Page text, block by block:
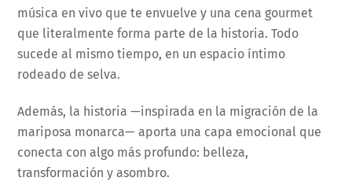
música en vivo que te envuelve y una cena gourmet
que literalmente forma parte de la historia. Todo
sucede al mismo tiempo, en un espacio íntimo
rodeado de selva.
Además, la historia —inspirada en la migración de la
mariposa monarca— aporta una capa emocional que
conecta con algo más profundo: belleza,
transformación y asombro.